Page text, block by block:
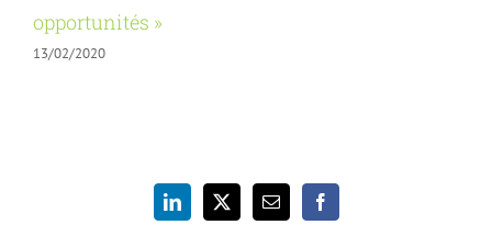
opportunités »
13/02/2020